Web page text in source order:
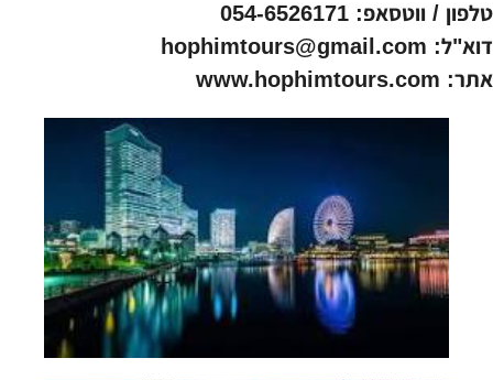
טלפון / ווטסאפ: 054-6526171
דוא"ל: hophimtours@gmail.com
אתר: www.hophimtours.com